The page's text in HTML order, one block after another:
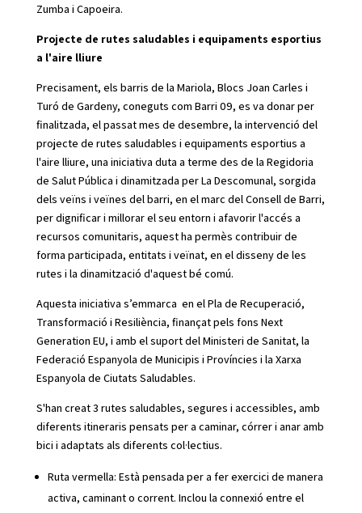
Zumba i Capoeira.
Projecte de rutes saludables i equipaments esportius
a l'aire lliure
Precisament, els barris de la Mariola, Blocs Joan Carles i
Turó de Gardeny, coneguts com Barri 09, es va donar per
finalitzada, el passat mes de desembre, la intervenció del
projecte de rutes saludables i equipaments esportius a
l'aire lliure, una iniciativa duta a terme des de la Regidoria
de Salut Pública i dinamitzada per La Descomunal, sorgida
dels veïns i veïnes del barri, en el marc del Consell de Barri,
per dignificar i millorar el seu entorn i afavorir l'accés a
recursos comunitaris, aquest ha permès contribuir de
forma participada, entitats i veïnat, en el disseny de les
rutes i la dinamització d'aquest bé comú.
Aquesta iniciativa s’emmarca en el Pla de Recuperació,
Transformació i Resiliència, finançat pels fons Next
Generation EU, i amb el suport del Ministeri de Sanitat, la
Federació Espanyola de Municipis i Províncies i la Xarxa
Espanyola de Ciutats Saludables.
S'han creat 3 rutes saludables, segures i accessibles, amb
diferents itineraris pensats per a caminar, córrer i anar amb
bici i adaptats als diferents col·lectius.
Ruta vermella: Està pensada per a fer exercici de manera
activa, caminant o corrent. Inclou la connexió entre el